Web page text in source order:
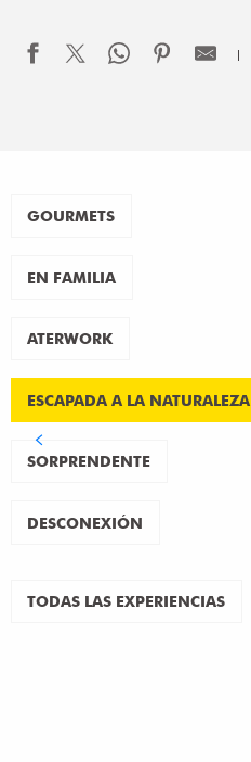
GOURMETS
EN FAMILIA
ATERWORK
ESCAPADA A LA NATURALEZA
SORPRENDENTE
DESCONEXIÓN
TODAS LAS EXPERIENCIAS